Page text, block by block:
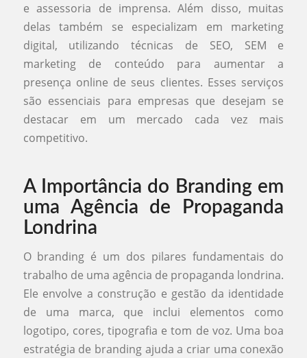
e assessoria de imprensa. Além disso, muitas
delas também se especializam em marketing
digital, utilizando técnicas de SEO, SEM e
marketing de conteúdo para aumentar a
presença online de seus clientes. Esses serviços
são essenciais para empresas que desejam se
destacar em um mercado cada vez mais
competitivo.
A Importância do Branding em
uma Agência de Propaganda
Londrina
O branding é um dos pilares fundamentais do
trabalho de uma agência de propaganda londrina.
Ele envolve a construção e gestão da identidade
de uma marca, que inclui elementos como
logotipo, cores, tipografia e tom de voz. Uma boa
estratégia de branding ajuda a criar uma conexão